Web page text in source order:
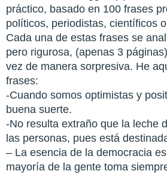
práctico, basado en 100 frases
políticos, periodistas, científicos
Cada una de estas frases se
pero rigurosa, (apenas 3
vez de manera sorpresiva. He
frases:
-Cuando somos optimistas y
buena suerte.
-No resulta extraño que la leche
las personas, pues está
– La esencia de la democracia
mayoría de la gente toma